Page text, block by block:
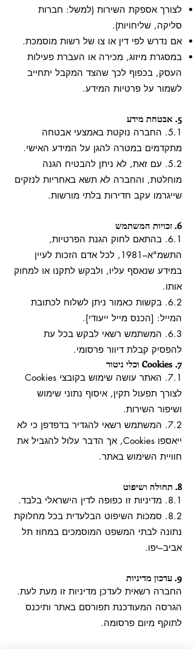
לצורך אספקת השירות (למשל: חברות
סליקה, שליחויות).
אם נדרש לפי דין או צו של רשות מוסמכת.
במסגרת מיזוג, מכירה או העברת פעילות
העסק, בכפוף לכך שהצד המקבל יתחייב
לשמור על פרטיות המידע.
5. אבטחת מידע
5.1. החברה נוקטת באמצעי אבטחה
מתקדמים במטרה להגן על המידע האישי.
5.2. עם זאת, לא ניתן להבטיח הגנה
מוחלטת, והחברה לא תשא באחריות לנזקים
שייגרמו עקב חדירות בלתי מורשות.
6. זכויות המשתמש
6.1. בהתאם לחוק הגנת הפרטיות,
התשמ"א–1981, לכל אדם הזכות לעיין
במידע שנאסף עליו, ולבקש לתקנו או למחוק
אותו.
6.2. בקשות כאמור ניתן לשלוח לכתובת
המייל: [הכנס מייל ייעודי].
6.3. המשתמש רשאי לבקש בכל עת
להפסיק קבלת דיוור פרסומי.
7. Cookies וכלי ניטור
7.1. האתר עושה שימוש בקובצי Cookies
לצורך תפעול תקין, איסוף נתוני שימוש
ושיפור השירות.
7.2. המשתמש רשאי להגדיר בדפדפן כי לא
ייאספו Cookies, אך הדבר עלול להגביל את
חוויית השימוש באתר.
8. תחולה ושיפוט
8.1. מדיניות זו כפופה לדין הישראלי בלבד.
8.2. סמכות השיפוט הבלעדית בכל מחלוקת
נתונה לבתי המשפט המוסמכים במחוז תל
אביב–יפו.
9. עדכון מדיניות
החברה רשאית לעדכן מדיניות זו מעת לעת.
הגרסה המעודכנת תפורסם באתר ותיכנס
לתוקף מיום פרסומה.